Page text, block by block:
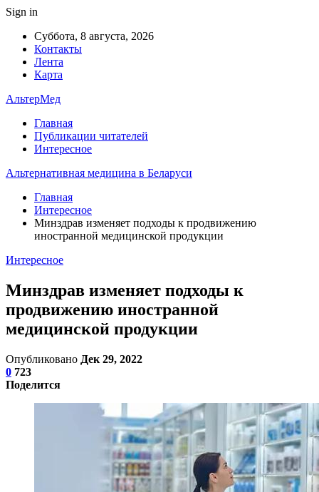
Sign in
Суббота, 8 августа, 2026
Контакты
Лента
Карта
АльтерМед
Главная
Публикации читателей
Интересное
Альтернативная медицина в Беларуси
Главная
Интересное
Минздрав изменяет подходы к продвижению
иностранной медицинской продукции
Интересное
Минздрав изменяет подходы к
продвижению иностранной
медицинской продукции
Опубликовано Дек 29, 2022
0 723
Поделится